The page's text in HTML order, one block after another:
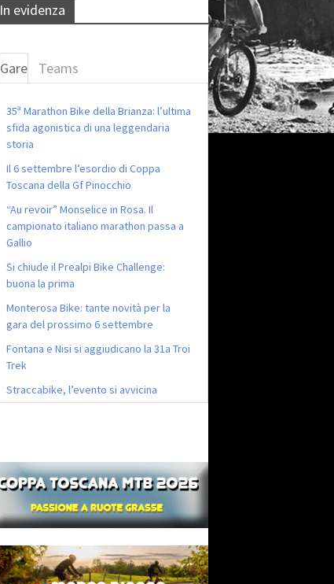
In evidenza
Gare Teams
35ª Marathon Bike della Brianza: l’ultima
sfida agonistica di una leggendaria
storia
Il 6 settembre l’esordio di Coppa
Toscana della Gf Pinocchio
“Au revoir” Monselice in Rosa. Il
campionato italiano marathon passa a
Gallio
Si chiude il Prealpi Bike Challenge:
buona la prima
Monterosa Bike: tante novità per la
gara del prossimo 6 settembre
Fontana e Nisi si aggiudicano la 31a Troi
Trek
Straccabike, l’evento si avvicina